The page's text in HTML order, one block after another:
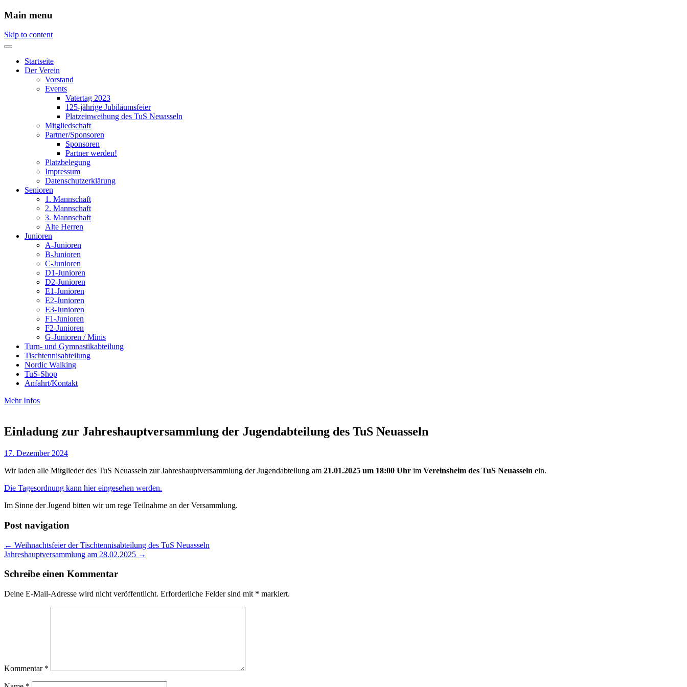
Main menu
Skip to content
Startseite
Der Verein
Vorstand
Events
Vatertag 2023
125-jährige Jubiläumsfeier
Platzeinweihung des TuS Neuasseln
Mitgliedschaft
Partner/Sponsoren
Sponsoren
Partner werden!
Platzbelegung
Impressum
Datenschutzerklärung
Senioren
1. Mannschaft
2. Mannschaft
3. Mannschaft
Alte Herren
Junioren
A-Junioren
B-Junioren
C-Junioren
D1-Junioren
D2-Junioren
E1-Junioren
E2-Junioren
E3-Junioren
F1-Junioren
F2-Junioren
G-Junioren / Minis
Turn- und Gymnastikabteilung
Tischtennisabteilung
Nordic Walking
TuS-Shop
Anfahrt/Kontakt
Mehr Infos
Einladung zur Jahreshauptversammlung der Jugendabteilung des TuS Neuasseln
17. Dezember 2024
Wir laden alle Mitglieder des TuS Neuasseln zur Jahreshauptversammlung der Jugendabteilung am 21.01.2025 um 18:00 Uhr im Vereinsheim des TuS Neuasseln ein.
Die Tagesordnung kann hier eingesehen werden.
Im Sinne der Jugend bitten wir um rege Teilnahme an der Versammlung.
Post navigation
← Weihnachtsfeier der Tischtennisabteilung des TuS Neuasseln
Jahreshauptversammlung am 28.02.2025 →
Schreibe einen Kommentar
Deine E-Mail-Adresse wird nicht veröffentlicht. Erforderliche Felder sind mit * markiert.
Kommentar *